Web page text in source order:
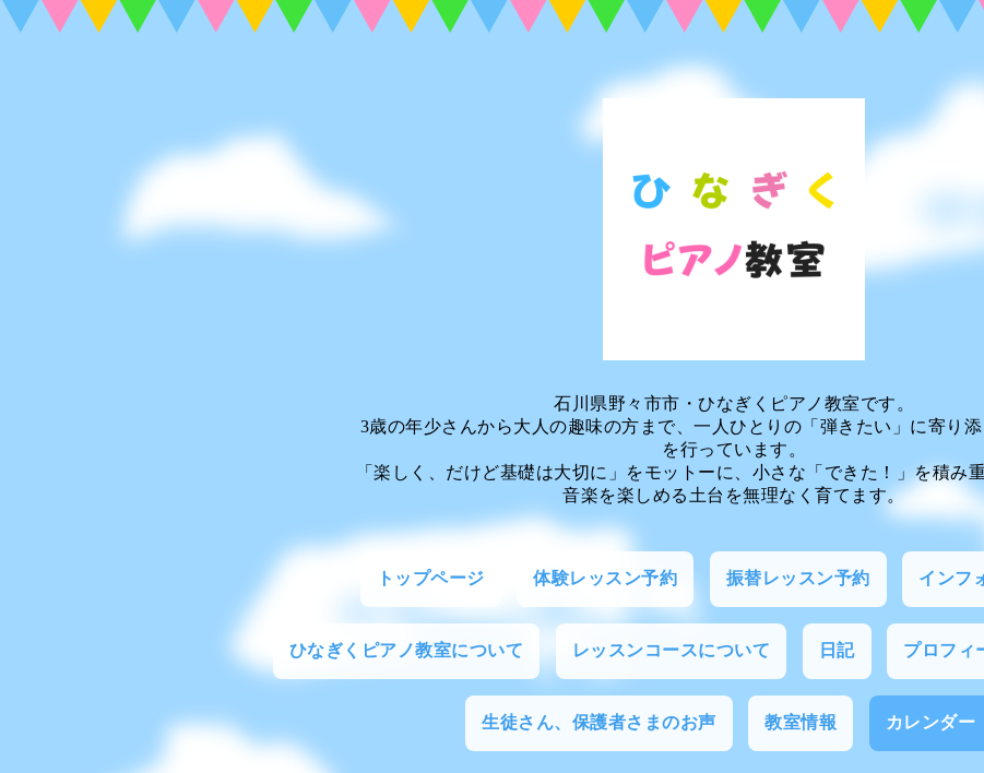
石川県野々市市・ひなぎくピアノ教室です。
3歳の年少さんから大人の趣味の方まで、一人ひとりの「弾きたい」に寄り
を行っています。
「楽しく、だけど基礎は大切に」をモットーに、小さな「できた！」を積み
音楽を楽しめる土台を無理なく育てます。
トップページ 体験レッスン予約 振替レッスン予約 インフ
ひなぎくピアノ教室について レッスンコースについて 日記 プロフィ
生徒さん、保護者さまのお声 教室情報 カレンダー